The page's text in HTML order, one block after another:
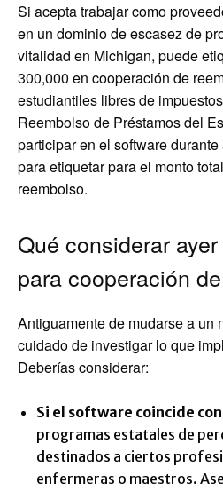
Si acepta trabajar como
en un dominio de escasez de
vitalidad en Michigan, puede
300,000 en cooperación de
estudiantiles libres de
Reembolso de Préstamos del
participar en el software
para etiquetar para el monto
reembolso.
Qué considerar
para cooperación
Antiguamente de mudarse a un
cuidado de investigar lo que
Deberías considerar:
Si el software coincide
programas estatales de
destinados a ciertos
enfermeras o maestros.